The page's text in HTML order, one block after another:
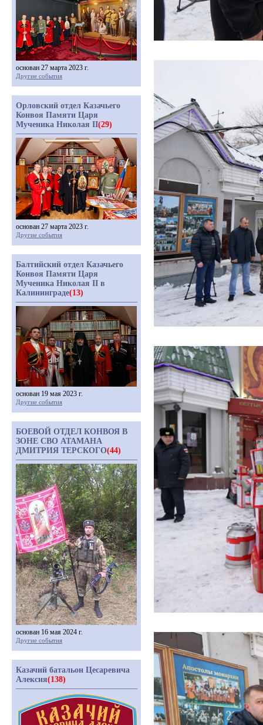
основан 27 марта 2023 г.
Другие события
Орловский отдел Казачьего
Конвоя Памяти Царя
Мученика Николая II(29)
основан 27 марта 2023 г.
Другие события
Балтийский отдел Казачьего
Конвоя Памяти Царя
Мученика Николая II в
Калининграде(13)
основан 19 мая 2023 г.
Другие события
БОЕВОЙ ОТДЕЛ КОНВОЯ В
ЗОНЕ СВО АТАМАНА
ДМИТРИЯ ТЕРСКОГО(44)
основан 16 мая 2024 г.
Другие события
Казачий батальон Цесаревича
Алексия(138)